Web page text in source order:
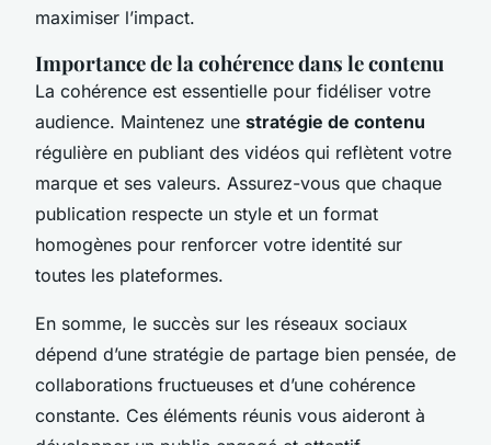
maximiser l’impact.
Importance de la cohérence dans le contenu
La cohérence est essentielle pour fidéliser votre
audience. Maintenez une stratégie de contenu
régulière en publiant des vidéos qui reflètent votre
marque et ses valeurs. Assurez-vous que chaque
publication respecte un style et un format
homogènes pour renforcer votre identité sur
toutes les plateformes.
En somme, le succès sur les réseaux sociaux
dépend d’une stratégie de partage bien pensée, de
collaborations fructueuses et d’une cohérence
constante. Ces éléments réunis vous aideront à